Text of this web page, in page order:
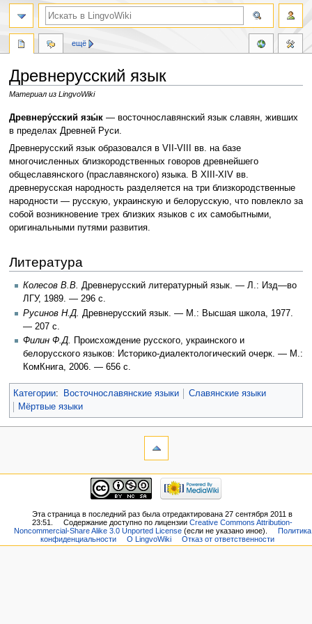
Древнерусский язык
Материал из LingvoWiki
Перейти
к
навигации
Перейти
к
поиску
Древнеру́сский язы́к— восточнославянский язык славян, живших
в пределах Древней Руси.
Древнерусский язык образовался в VII-VIII вв. на базе
многочисленных близкородственных говоров древнейшего
общеславянского (праславянского) языка. В XIII-XIV вв.
древнерусская народность разделяется на три близкородственные
народности — русскую, украинскую и белорусскую, что повлекло за
собой возникновение трех близких языков с их самобытными,
оригинальными путями развития.
Литература
Колесов В.В. Древнерусский литературный язык. — Л.: Изд—во
ЛГУ, 1989. — 296 с.
Русинов Н.Д.
Древнерусский язык. — М.: Высшая школа, 1977.
— 207 с.
Филин Ф.Д. Происхождение русского, украинского и
белорусского языков: Историко-диалектологический очерк. — М.:
КомКнига, 2006. — 656 с.
Категории: Восточнославянские языки
Славянские языки
Мёртвые языки
ещё
Эта страница в последний раз была отредактирована 27 сентября 2011 в
23:51.
Содержание доступно по лицензииCreative Commons Attribution-
Noncommercial-Share Alike 3.0 Unported License(если не указано иное).
Политика
конфиденциальности
О LingvoWiki Отказ от ответственности